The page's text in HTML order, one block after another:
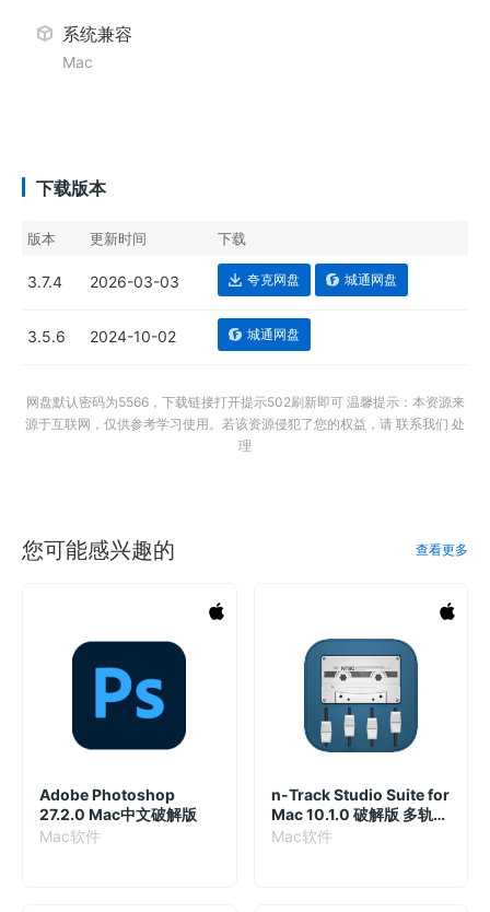
系统兼容
Mac
下载版本
版本 更新时间 下载
3.7.4 2026-03-03 夸克网盘 城通网盘
3.5.6 2024-10-02 城通网盘
网盘默认密码为5566，下载链接打开提示502刷新即可 温馨提示：本资源来
源于互联网，仅供参考学习使用。若该资源侵犯了您的权益，请 联系我们 处
理
您可能感兴趣的 查看更多
Adobe Photoshop
27.2.0 Mac中文破解版
Mac软件
n-Track Studio Suite for
Mac 10.1.0 破解版 多轨音
乐制作工具
Mac软件